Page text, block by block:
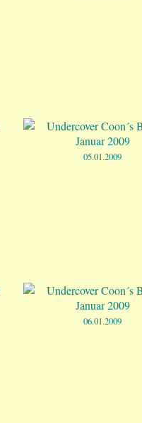
05.01.2009
06.01.2009